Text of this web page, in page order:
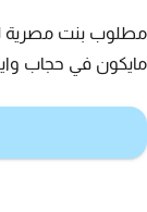
مطلوب بنت مصرية
مايكون في حجاب